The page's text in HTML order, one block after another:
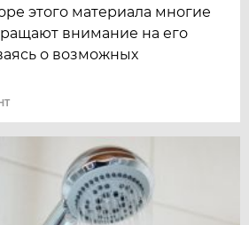
этого материала многие
внимание на его
о возможных